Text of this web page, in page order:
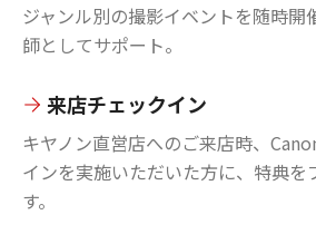
ジャンル別の撮影イベントを随時開
師としてサポート。
来店チェックイン
キヤノン直営店へのご来店時、
インを実施いただいた方に、特典を
す。